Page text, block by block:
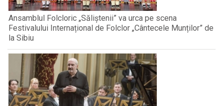
Ansamblul Folcloric „Săliștenii” va urca pe scena
Festivalului Internațional de Folclor „Cântecele Munților” de
la Sibiu